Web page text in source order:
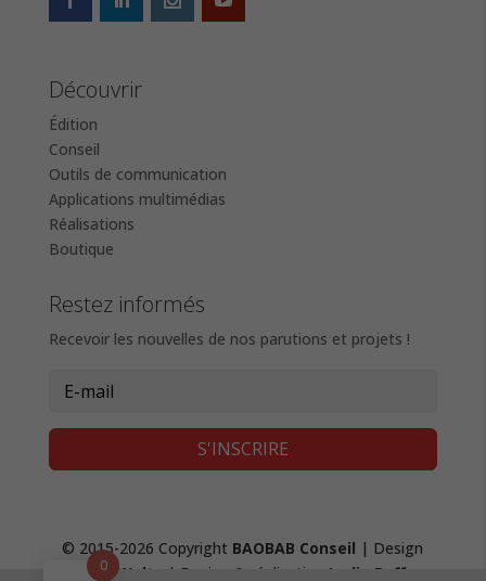
Découvrir
Édition
Conseil
Outils de communication
Applications multimédias
Réalisations
Boutique
Restez informés
Recevoir les nouvelles de nos parutions et projets !
S'INSCRIRE
© 2015-2026 Copyright BAOBAB Conseil | Design
Fanny Waltz
| Design & réalisation Lydie Boffy
0